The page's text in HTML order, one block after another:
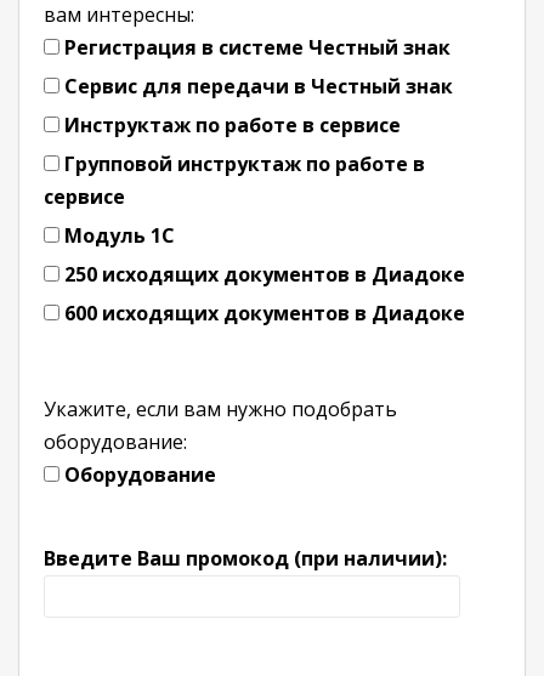
вам интересны:
Регистрация в системе Честный знак
Сервис для передачи в Честный знак
Инструктаж по работе в сервисе
Групповой инструктаж по работе в
сервисе
Модуль 1С
250 исходящих документов в Диадоке
600 исходящих документов в Диадоке
Укажите, если вам нужно подобрать
оборудование:
Оборудование
Введите Ваш промокод (при наличии):